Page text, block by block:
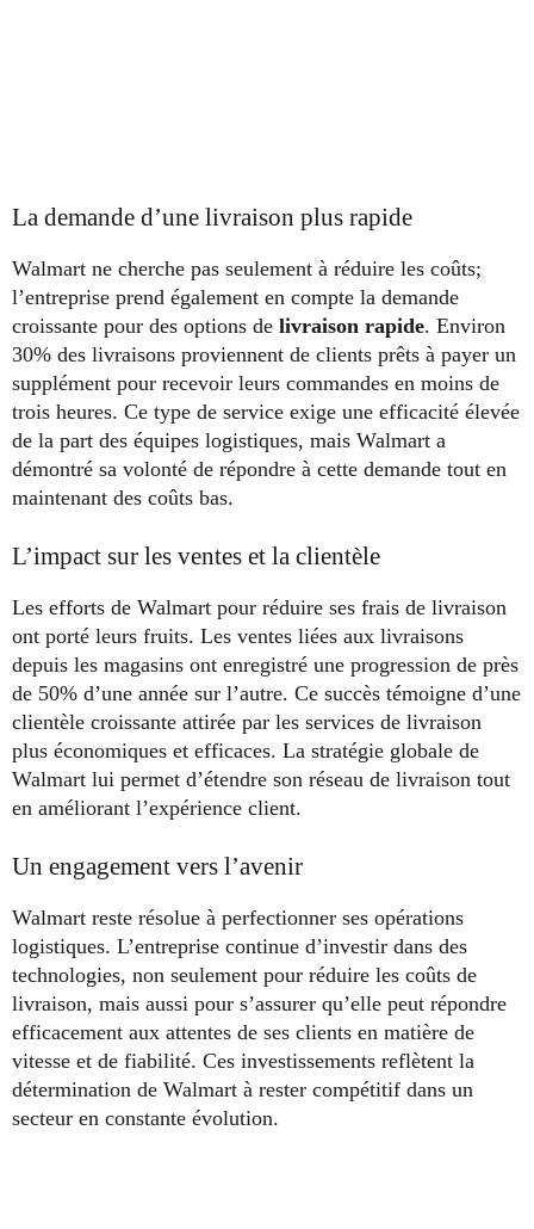
La demande d’une livraison plus rapide
Walmart ne cherche pas seulement à réduire les coûts;
l’entreprise prend également en compte la demande
croissante pour des options de livraison rapide. Environ
30% des livraisons proviennent de clients prêts à payer un
supplément pour recevoir leurs commandes en moins de
trois heures. Ce type de service exige une efficacité élevée
de la part des équipes logistiques, mais Walmart a
démontré sa volonté de répondre à cette demande tout en
maintenant des coûts bas.
L’impact sur les ventes et la clientèle
Les efforts de Walmart pour réduire ses frais de livraison
ont porté leurs fruits. Les ventes liées aux livraisons
depuis les magasins ont enregistré une progression de près
de 50% d’une année sur l’autre. Ce succès témoigne d’une
clientèle croissante attirée par les services de livraison
plus économiques et efficaces. La stratégie globale de
Walmart lui permet d’étendre son réseau de livraison tout
en améliorant l’expérience client.
Un engagement vers l’avenir
Walmart reste résolue à perfectionner ses opérations
logistiques. L’entreprise continue d’investir dans des
technologies, non seulement pour réduire les coûts de
livraison, mais aussi pour s’assurer qu’elle peut répondre
efficacement aux attentes de ses clients en matière de
vitesse et de fiabilité. Ces investissements reflètent la
détermination de Walmart à rester compétitif dans un
secteur en constante évolution.